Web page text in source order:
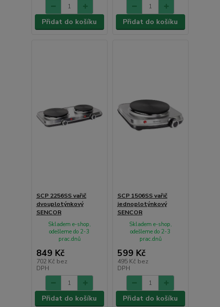
Přidat do košíku Přidat do košíku
SCP 2256SS vařič
dvouplotýnkový
SENCOR
849 Kč
702 Kč bez
DPH
Skladem e-shop,
odešleme do 2-3
prac.dnů
Přidat do košíku
SCP 1506SS vařič
jednoplotýnkový
SENCOR
599 Kč
495 Kč bez
DPH
Skladem e-shop,
odešleme do 2-3
prac.dnů
Přidat do košíku